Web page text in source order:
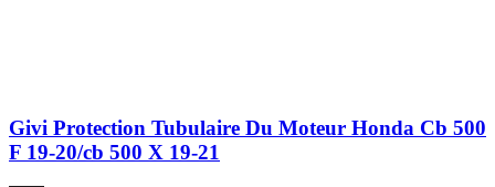
Givi Protection Tubulaire Du Moteur Honda Cb 500
F 19-20/cb 500 X 19-21